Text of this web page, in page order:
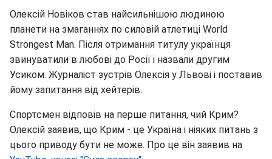
Олексій Новіков став найсильнішою людиною
планети на змаганнях по силовій атлетиці World
Strongest Man. Після отримання титулу українця
звинуватили в любові до Росії і назвали другим
Усиком. Журналіст зустрів Олексія у Львові і поставив
йому запитання від хейтерів.
Спортсмен відповів на перше питання, чий Крим?
Олексій заявив, що Крим - це Україна і ніяких питань з
цього приводу бути не може. Про це він заявив на